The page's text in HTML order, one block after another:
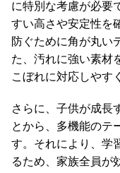
に特別な考慮が必要
すい高さや安定性を
防ぐために角が丸い
た、汚れに強い素材
こぼれに対応しやす
さらに、子供が成長
とから、多機能のテ
す。それにより、学
るため、家族全員が